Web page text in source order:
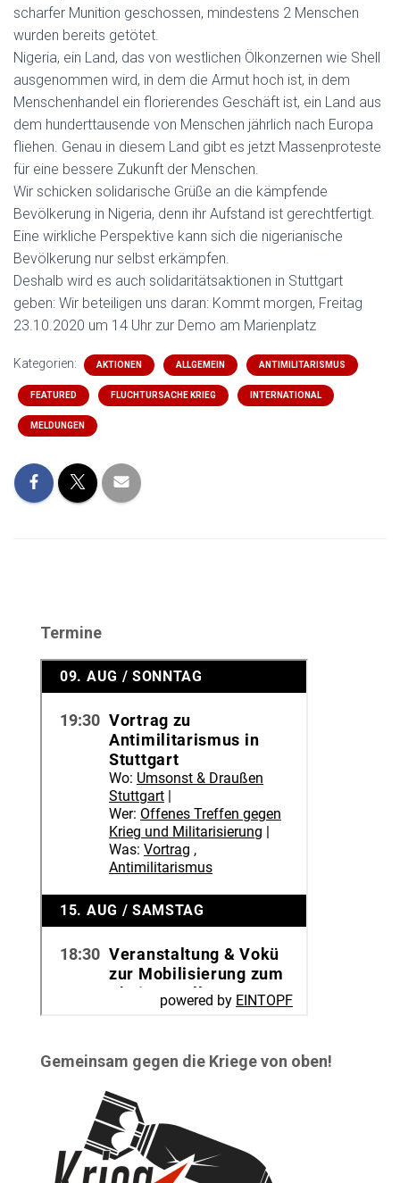
scharfer Munition geschossen, mindestens 2 Menschen
wurden bereits getötet.
Nigeria, ein Land, das von westlichen Ölkonzernen wie Shell
ausgenommen wird, in dem die Armut hoch ist, in dem
Menschenhandel ein florierendes Geschäft ist, ein Land aus
dem hunderttausende von Menschen jährlich nach Europa
fliehen. Genau in diesem Land gibt es jetzt Massenproteste
für eine bessere Zukunft der Menschen.
Wir schicken solidarische Grüße an die kämpfende
Bevölkerung in Nigeria, denn ihr Aufstand ist gerechtfertigt.
Eine wirkliche Perspektive kann sich die nigerianische
Bevölkerung nur selbst erkämpfen.
Deshalb wird es auch solidaritätsaktionen in Stuttgart
geben: Wir beteiligen uns daran: Kommt morgen, Freitag
23.10.2020 um 14 Uhr zur Demo am Marienplatz
Kategorien: AKTIONEN ALLGEMEIN ANTIMILITARISMUS
FEATURED FLUCHTURSACHE KRIEG INTERNATIONAL
MELDUNGEN
Termine
Gemeinsam gegen die Kriege von oben!